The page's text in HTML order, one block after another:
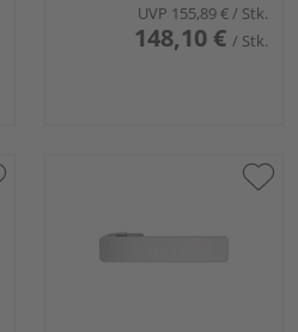
UVP 155,89 €/ Stk.
148,10 € / Stk.